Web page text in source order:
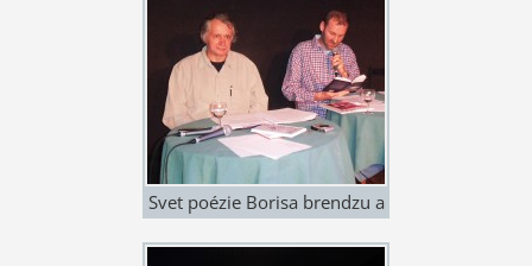
Ovčarovičová a Mária
Pindešová. V-Klub 9.10.
2015. Foto: Margaréta
Cifrová
Svet poézie Borisa brendzu a